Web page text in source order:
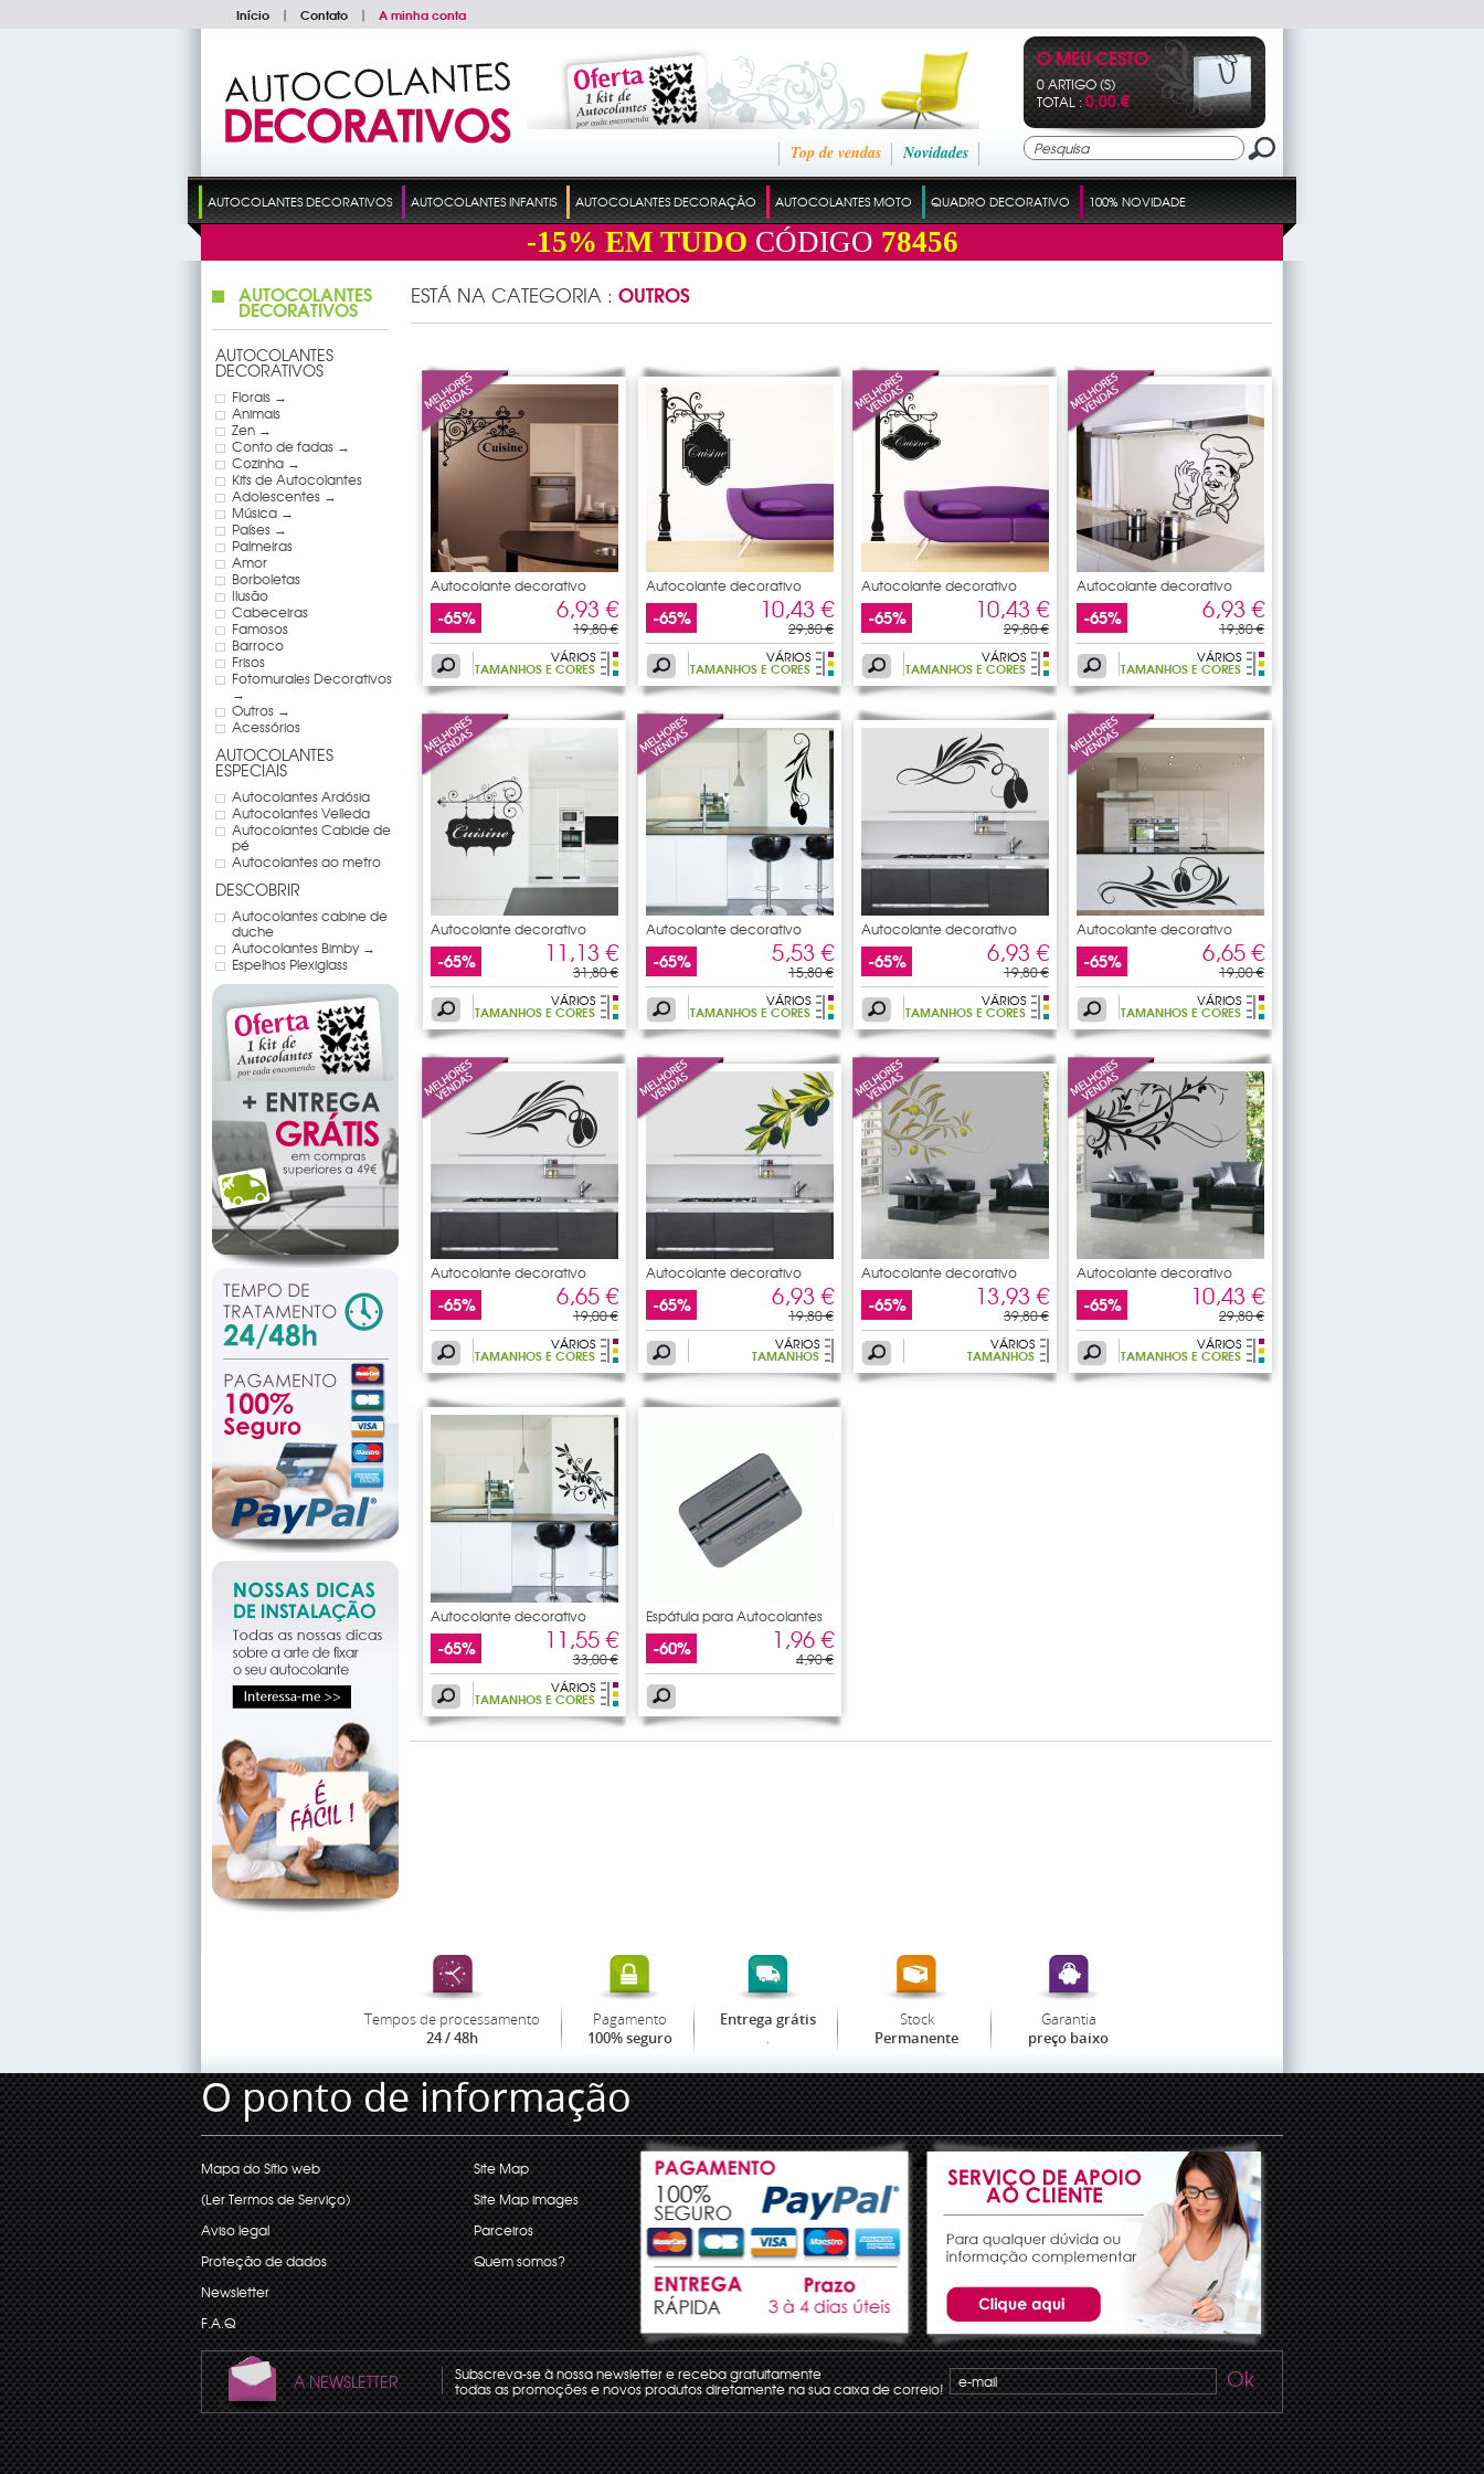
Início | Contato | A minha conta
Novidades
Top de vendas
O MEU CESTO
0 ARTIGO (S)
TOTAL :0,00 €
AUTOCOLANTES DECORATIVOS AUTOCOLANTES INFANTIS AUTOCOLANTES DECORAÇÃO AUTOCOLANTES MOTO QUADRO DECORATIVO 100% NOVIDADE
-15% EM TUDO CÓDIGO 78456
AUTOCOLANTES
DECORATIVOS
AUTOCOLANTES
DECORATIVOS
Florais →
Animais
Zen →
Conto de fadas →
Cozinha →
Kits de Autocolantes
Adolescentes →
Música →
Países →
Palmeiras
Amor
Borboletas
Ilusão
Cabeceiras
Famosos
Barroco
Frisos
Fotomurales Decorativos
→
Outros →
Acessórios
AUTOCOLANTES
ESPECIAIS
Autocolantes Ardósia
Autocolantes Velleda
Autocolantes Cabide de
pé
Autocolantes ao metro
DESCOBRIR
Autocolantes cabine de
duche
Autocolantes Bimby →
Espelhos Plexiglass
ESTÁ NA CATEGORIA : OUTROS
Autocolante decorativo
Cozinha
-65% 6,93 €
19,80 €
VÁRIOS
TAMANHOS E CORES
Autocolante decorativo
Cozinha
-65% 10,43 €
29,80 €
VÁRIOS
TAMANHOS E CORES
Autocolante decorativo
Cozinha
-65% 10,43 €
29,80 €
VÁRIOS
TAMANHOS E CORES
Autocolante decorativo
Chef
-65% 6,93 €
19,80 €
VÁRIOS
TAMANHOS E CORES
Autocolante decorativo
Cozinha
-65% 11,13 €
31,80 €
VÁRIOS
TAMANHOS E CORES
Autocolante decorativo
rama
-65% 5,53 €
15,80 €
VÁRIOS
TAMANHOS E CORES
Autocolante decorativo
rama
-65% 6,93 €
19,80 €
VÁRIOS
TAMANHOS E CORES
Autocolante decorativo
rama
-65% 6,65 €
19,00 €
VÁRIOS
TAMANHOS E CORES
Autocolante decorativo
rama
-65% 6,65 €
19,00 €
VÁRIOS
TAMANHOS E CORES
Autocolante decorativo
-65% 6,93 €
19,80 €
VÁRIOS
TAMANHOS
Autocolante decorativo
-65% 13,93 €
39,80 €
VÁRIOS
TAMANHOS
Autocolante decorativo
rama
-65% 10,43 €
29,80 €
VÁRIOS
TAMANHOS E CORES
Autocolante decorativo
rama
-65% 11,55 €
33,00 €
VÁRIOS
TAMANHOS E CORES
Espátula para Autocolantes
-60% 1,96 €
4,90 €
Tempos de processamento
24 / 48h
Pagamento
100% seguro
Entrega grátis
.
Stock
Permanente
Garantia
preço baixo
O ponto de informação
Mapa do Sítio web
(Ler Termos de Serviço)
Aviso legal
Proteção de dados
Newsletter
F.A.Q
Site Map
Site Map images
Parceiros
Quem somos?
A NEWSLETTER Subscreva-se à nossa newsletter e receba gratuitamente
todas as promoções e novos produtos diretamente na sua caixa de correio! Ok